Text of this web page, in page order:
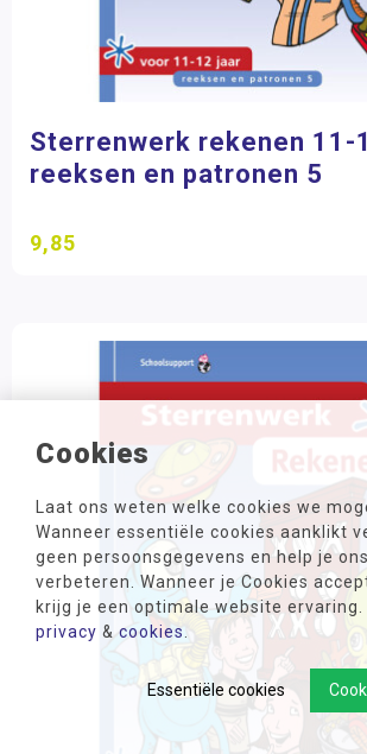
Cookies
Laat ons weten welke cookies we
Wanneer essentiële cookies aanklikt
geen persoonsgegevens en help je
verbeteren. Wanneer je Cookies
krijg je een optimale website ervaring.
privacy & cookies
Essentiële cookies
Sterrenwerk rekenen 11-
reeksen en patronen 5
9,85